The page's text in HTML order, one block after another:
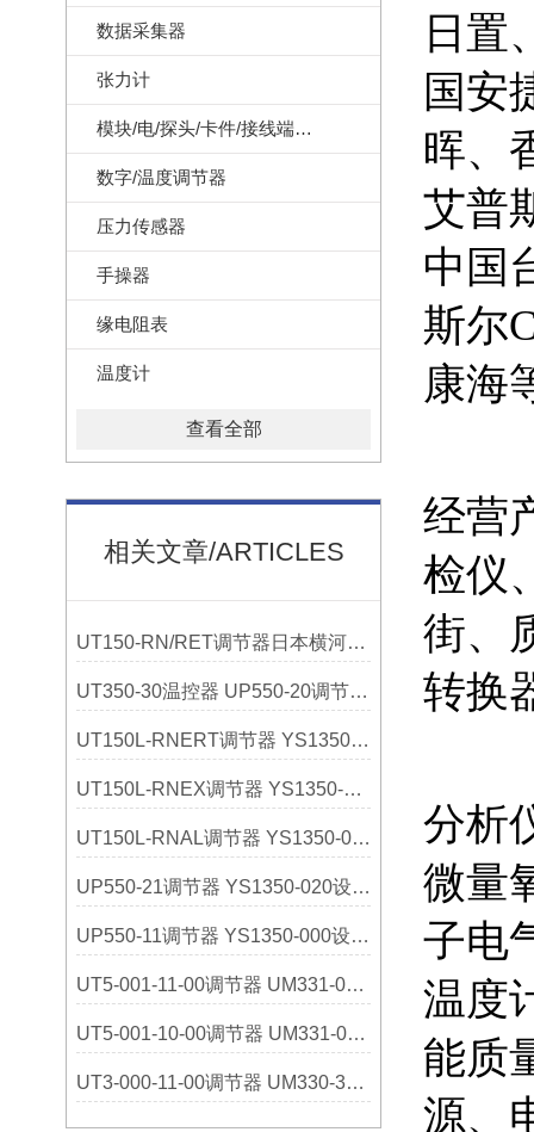
数据采集器
张力计
模块/电/探头/卡件/接线端子/记录纸
数字/温度调节器
压力传感器
手操器
缘电阻表
温度计
查看全部
相关文章/ARTICLES
UT150-RN/RET调节器日本横河YOKOGAWA选购指南
UT350-30温控器 UP550-20调节器 日本横河
UT150L-RNERT调节器 YS1350-031设定器 日本横河
UT150L-RNEX调节器 YS1350-030设定器 日本横河
UT150L-RNAL调节器 YS1350-021设定器 日本横河
UP550-21调节器 YS1350-020设定器 日本横河
UP550-11调节器 YS1350-000设定器 日本横河
UT5-001-11-00调节器 UM331-01指示器 日本横河
UT5-001-10-00调节器 UM331-00指示器 日本横河
UT3-000-11-00调节器 UM330-32指示器 日本横河
日置
国安
晖、
艾普
中国
斯尔
康海
经营
检仪
街、
转换
分析
微量
子电
温度
能质
源、